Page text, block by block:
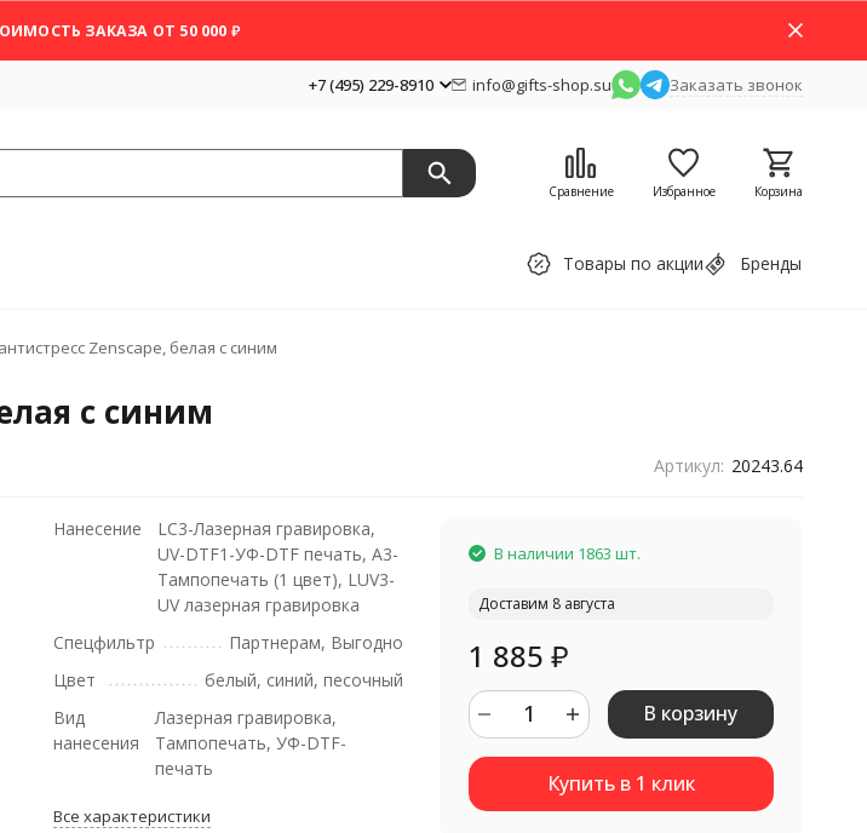
ЗАКАЗА ОТ 50 000 ₽
+7 (495) 229-8910 info@gifts-shop.su Заказать звонок
Сравнение Избранное Корзина
Товары по акции Бренды
Zenscape, белая с синим
с синим
Артикул: 20243.64
Нанесение
LC3-Лазерная гравировка,
UV-DTF1-УФ-DTF печать, A3-
Тампопечать (1 цвет), LUV3-
UV лазерная гравировка
Спецфильтр
Партнерам, Выгодно
Цвет
белый, синий, песочный
Вид
нанесения
Лазерная гравировка,
Тампопечать, УФ-DTF-
печать
Все характеристики
В наличии 1863 шт.
Доставим 8 августа
1 885 ₽
В корзину